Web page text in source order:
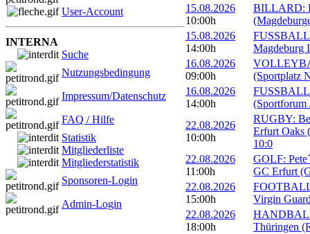
User-Account
INTERNA
Suche
Nutzungsbedingung
Impressum/Datenschutz
FAQ / Hilfe
Statistik
Mitgliederliste
Mitgliederstatistik
Sponsoren-Login
Admin-Login
15.08.2026
10:00h
BILLARD:
15.08.2026
14:00h
Magdeburg
16.08.2026
09:00h
(Sportplatz
16.08.2026
14:00h
(Sportforum
22.08.2026
10:00h
RUGBY:
Erfurt Oaks
10:0
22.08.2026
11:00h
GOLF:
GC Erfurt
22.08.2026
15:00h
Virgin
22.08.2026
18:00h
Thüringen